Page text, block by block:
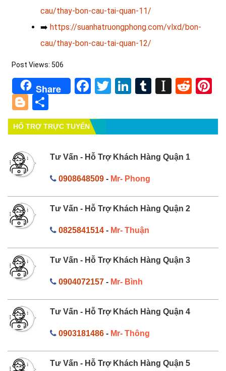
cau/thay-bon-cau-tai-quan-11/
➡️ https://suanhatruongphong.com/vlxd/bon-
cau/thay-bon-cau-tai-quan-12/
Post Views: 506
Share Facebook
TwitterLinkedIn
Tumblr
Blogger
HỔ TRỢ TRỰC TUYẾN
Tư Vấn - Hỗ Trợ Khách Hàng Quận 1
0908648509- Mr- Phong
Tư Vấn - Hỗ Trợ Khách Hàng Quận 2
0825841514- Mr- Thuận
Tư Vấn - Hỗ Trợ Khách Hàng Quận 3
0904072157- Mr- Bình
Tư Vấn - Hỗ Trợ Khách Hàng Quận 4
0903181486- Mr- Thông
Tư Vấn - Hỗ Trợ Khách Hàng Quận 5